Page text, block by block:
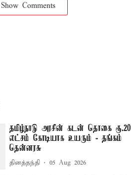
Show Comments
தமிழ்நாடு அரசின் கடன் தொகை ரூ.20
லட்சம் கோடியாக உயரும் - தங்கம்
தென்னரசு
தினத்தந்தி 05 Aug 2026